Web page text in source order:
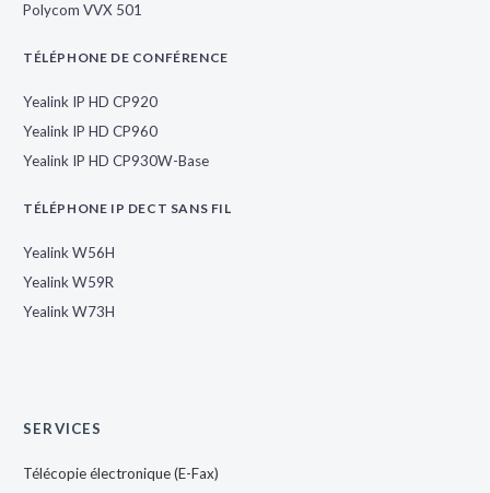
Polycom VVX 501
TÉLÉPHONE DE CONFÉRENCE
Yealink IP HD CP920
Yealink IP HD CP960
Yealink IP HD CP930W-Base
TÉLÉPHONE IP DECT SANS FIL
Yealink W56H
Yealink W59R
Yealink W73H
SERVICES
Télécopie électronique (E-Fax)